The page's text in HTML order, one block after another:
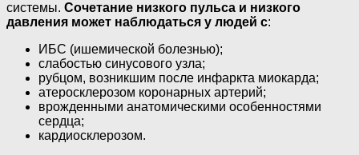
системы. Сочетание низкого пульса и низкого
давления может наблюдаться у людей с:
ИБС (ишемической болезнью);
слабостью синусового узла;
рубцом, возникшим после инфаркта миокарда;
атеросклерозом коронарных артерий;
врожденными анатомическими особенностями
сердца;
кардиосклерозом.